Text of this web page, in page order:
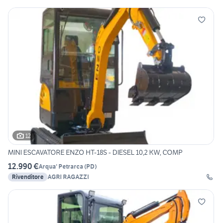
12
MINI ESCAVATORE ENZO HT-18S - DIESEL 10,2 KW, COMP
12.990 €Arqua' Petrarca (PD)
Rivenditore AGRI RAGAZZI